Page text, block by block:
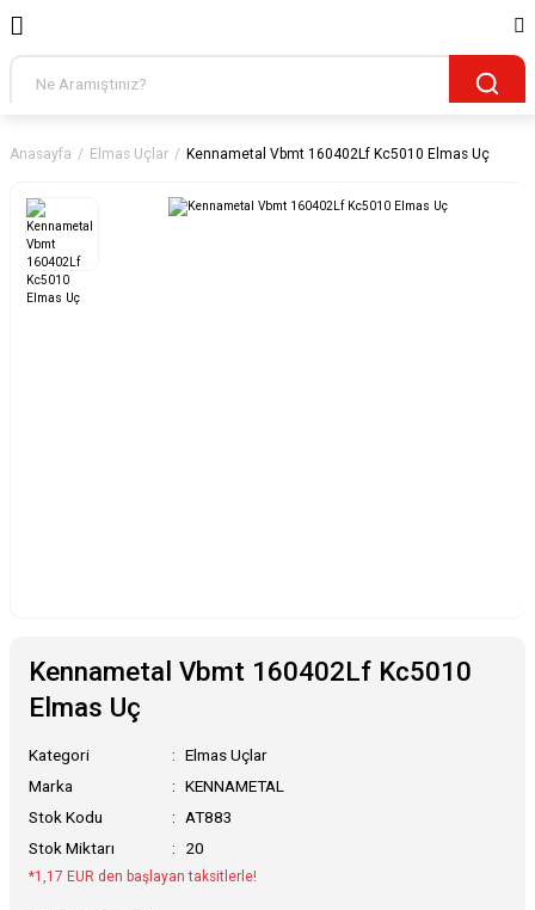
Anasayfa Elmas Uçlar Kennametal Vbmt 160402Lf Kc5010 Elmas Uç
Kennametal Vbmt 160402Lf Kc5010
Elmas Uç
Kategori
Elmas Uçlar
Marka
KENNAMETAL
Stok Kodu
AT883
Stok Miktarı
20
*1,17 EUR den başlayan taksitlerle!